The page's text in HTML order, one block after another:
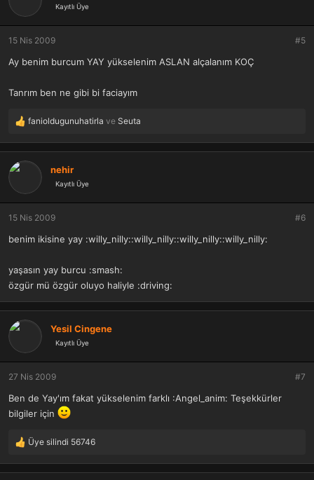
l
e
r
Kayıtlı Üye
15 Nis 2009 #5
Ay benim burcum YAY yükselenim ASLAN alçalanım KOÇ
Tanrım ben ne gibi bi faciayım
T
p
k
l
e
r
fanioldugunuhatirla ve Seuta
nehir
Kayıtlı Üye
15 Nis 2009 #6
benim ikisine yay :willy_nilly::willy_nilly::willy_nilly::willy_nilly:
yaşasın yay burcu :smash:
özgür mü özgür oluyo haliyle :driving:
Yesil Cingene
Kayıtlı Üye
27 Nis 2009 #7
Ben de Yay'ım fakat yükselenim farklı :Angel_anim: Teşekkürler
bilgiler için
T
p
Üye silindi 56746